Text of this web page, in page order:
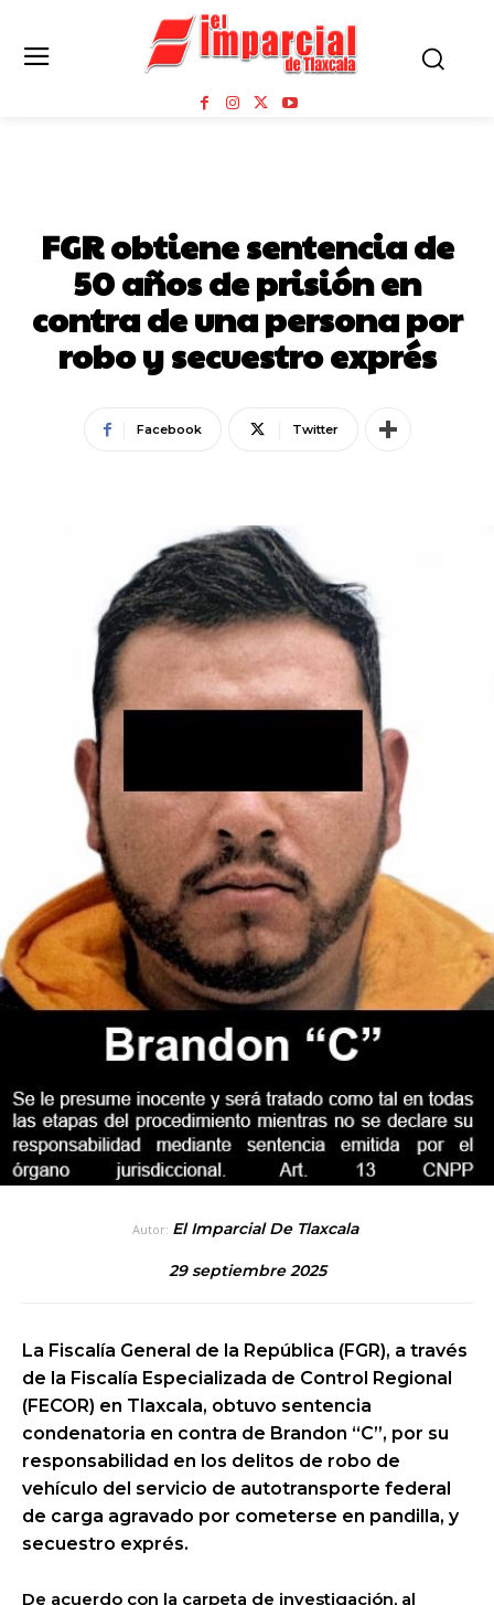
FGR obtiene sentencia de
50 años de prisión en
contra de una persona por
robo y secuestro exprés
Facebook Twitter
Autor: El Imparcial De Tlaxcala
29 septiembre 2025
La Fiscalía General de la República (FGR), a través
de la Fiscalía Especializada de Control Regional
(FECOR) en Tlaxcala, obtuvo sentencia
condenatoria en contra de Brandon “C”, por su
responsabilidad en los delitos de robo de
vehículo del servicio de autotransporte federal
de carga agravado por cometerse en pandilla, y
secuestro exprés.
De acuerdo con la carpeta de investigación, al